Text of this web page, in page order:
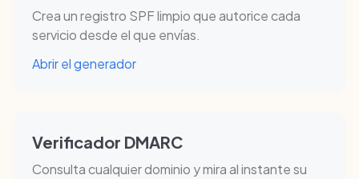
Crea un registro SPF limpio que autorice cada
servicio desde el que envías.
Abrir el generador
Verificador DMARC
Consulta cualquier dominio y mira al instante su